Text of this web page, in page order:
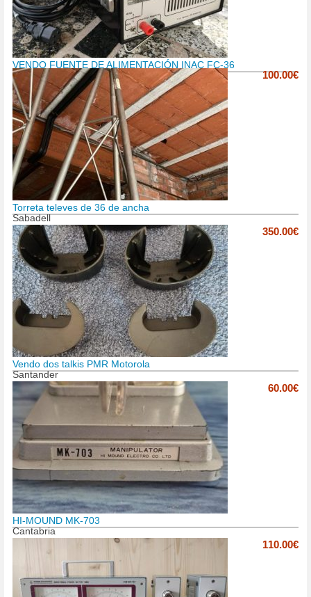
VENDO FUENTE DE ALIMENTACIÓN INAC FC-36
100.00€
Torreta televes de 36 de ancha
Sabadell
350.00€
Vendo dos talkis PMR Motorola
Santander
60.00€
HI-MOUND MK-703
Cantabria
110.00€